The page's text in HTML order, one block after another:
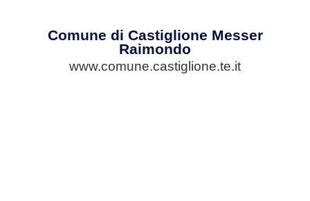
Comune di Castiglione Messer
Raimondo
www.comune.castiglione.te.it